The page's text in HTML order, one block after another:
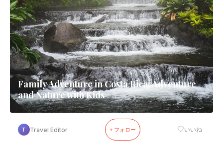
Family Adventure in Costa Rica: Adventure
and Nature with Kids
T Travel Editor + フォロー ♡いいね